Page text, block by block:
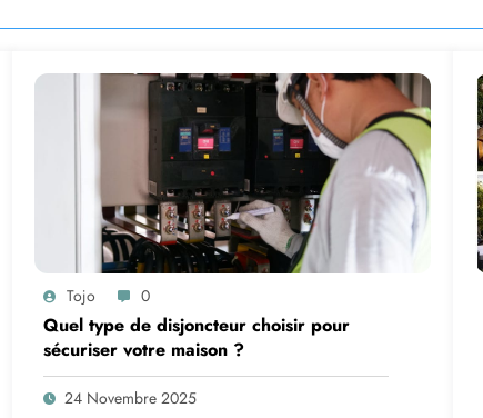
Tojo 0
Quel type de disjoncteur choisir pour
sécuriser votre maison ?
24 Novembre 2025